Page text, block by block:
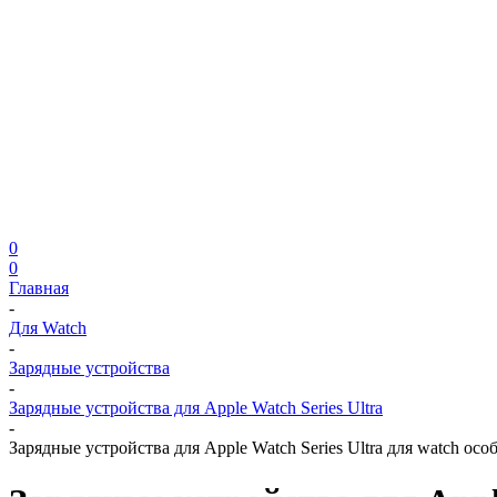
0
0
Главная
-
Для Watch
-
Зарядные устройства
-
Зарядные устройства для Apple Watch Series Ultra
-
Зарядные устройства для Apple Watch Series Ultra для watch